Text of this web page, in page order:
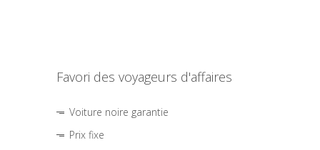
Favori des voyageurs d'affaires
Voiture noire garantie
Prix fixe